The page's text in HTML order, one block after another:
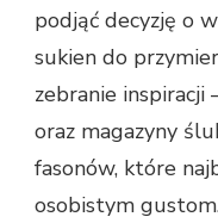
podjąć decyzję o
sukien do
zebranie
oraz magazyny
fasonów, które
osobistym